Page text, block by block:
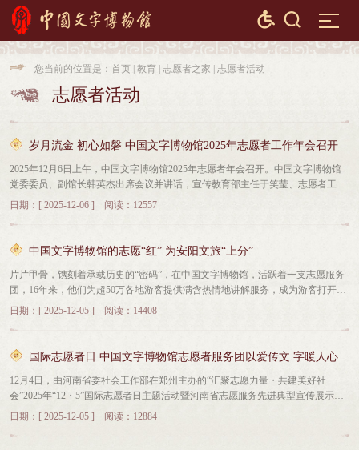
 
 志愿者活动
 您当前的位置是： 首页 教育 志愿者之家 志愿者活动
岁月流金 初心如磐 中国文字博物馆2025年志愿者工作年会召开
2025年12月6日上午，中国文字博物馆2025年志愿者年会召开。中国文字博物馆
党委委员、副馆长韩英杰出席会议并讲话，宣传教育部主任于笑莹、志愿者工作
管理人员与志愿者代表齐聚一堂，共忆一年来志愿服务历程，共话文化传播使
一年志愿者们在文化传播中的重要作用，全体志愿者用声音唤醒文字记忆，用热
友爱、互助、进步”的志愿精神。展望新的一年，韩英杰指出，要强化培训赋
能，邀请行业专家、资深讲解员开展专题讲座与实操指导，提升专业素养；要搭
建更好的交流平台，促进新老志愿者经验分享与思路创新，形成互帮互学的良好
供多元化岗位，搭建更广阔的施展空间。会上，宣传教育部培训科科长苏静汇报
果等内容。在全体志愿者的共同努力下，中国文字博物馆志愿服务团荣获2024年
度全国志愿服务“四个100”最佳志愿服务组织奖，这份荣耀的背后，是全体志愿者
无数个日夜的默默坚守与无私付出。十佳志愿者代表连俊英在发言中表示，作为
日期：[ 2025-12-06 ] 阅读：12557
中国文字博物馆的志愿“红” 为安阳文旅“上分”
片片甲骨，镌刻着承载历史的“密码”，在中国文字博物馆，活跃着一支志愿服务
团，16年来，他们为超50万各地游客提供满含热情地讲解服务，成为游客打开揭
秘中华文字根脉之门的钥匙。“您看，这个字像不像流淌的河水？”11月29日，来
2017年成为中国文字博物馆志愿者以来，杨丽芬的服务时长已累计超1600小时，
游客是本地还是来自外地，每场讲解带的游客或多或少，我都希望能把每片甲
骨、每段文字记录的故事讲好，让不同年龄、不同背景的观众都能领悟甲骨文蕴
含的历史密码。”杨丽芬说，志愿者代表是城市的形象，每场讲解都要认真对
日期：[ 2025-12-05 ] 阅读：14408
国际志愿者日 中国文字博物馆志愿者服务团以爱传文 字暖人心
12月4日，由河南省委社会工作部在郑州主办的“汇聚志愿力量・共建美好社
会”2025年“12・5”国际志愿者日主题活动暨河南省志愿服务先进典型宣传展示活
动举行。活动中，主办方对中国文字博物馆获评2024年度全国志愿服“四个100”先
日期：[ 2025-12-05 ] 阅读：12884